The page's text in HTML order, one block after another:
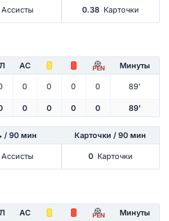
Ассисты 0.38 Карточки
АС PEN Минуты
0 0 0 0 89'
0 0 0 0 89'
/ 90 мин Карточки / 90 мин
Ассисты 0 Карточки
АС PEN Минуты